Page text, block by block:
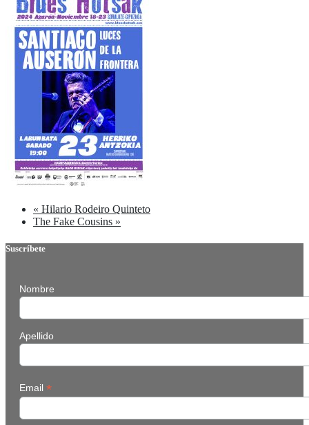
« Hilario Rodeiro Quinteto
The Fake Cousins »
Suscríbete
Nombre
Apellido
Email *